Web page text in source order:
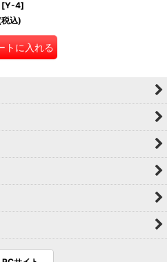
[Y-4]
込)
トに入れる